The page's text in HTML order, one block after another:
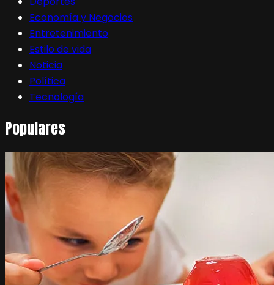
Economía y Negocios
Entretenimiento
Estilo de vida
Noticia
Política
Tecnología
Populares